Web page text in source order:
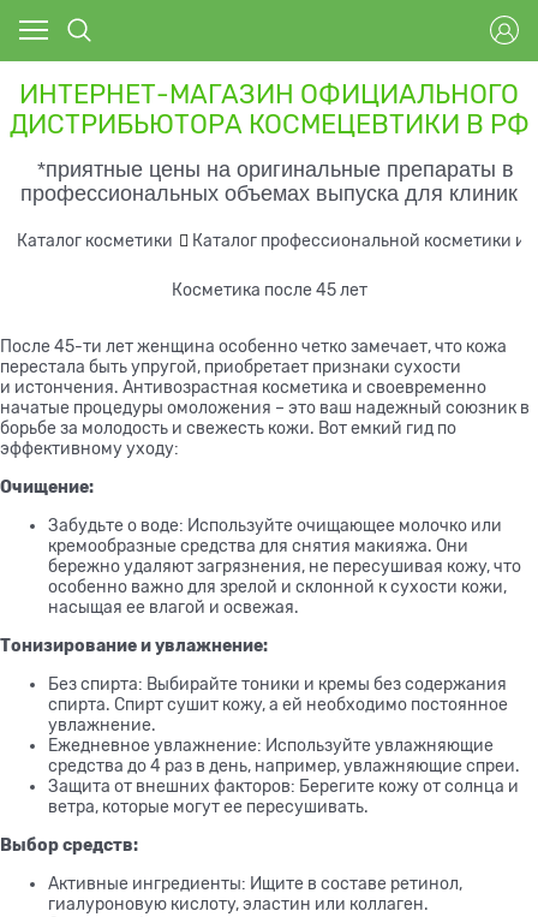
ИНТЕРНЕТ-МАГАЗИН ОФИЦИАЛЬНОГО
ДИСТРИБЬЮТОРА КОСМЕЦЕВТИКИ В РФ
*приятные цены на оригинальные препараты в
профессиональных объемах выпуска для клиник
Каталог косметики Каталог профессиональной косметики и
Косметика после 45 лет
После45-ти лет женщина особенно четко замечает, что кожа
перестала быть упругой, приобретает признаки сухости
и истончения. Антивозрастная косметика и своевременно
начатые процедуры омоложения – это ваш надежный союзник в
борьбе за молодость и свежесть кожи. Вот емкий гид по
эффективному уходу:
Очищение:
Забудьте о воде: Используйте очищающее молочко или
кремообразные средства для снятия макияжа. Они
бережно удаляют загрязнения, не пересушивая кожу, что
особенно важно для зрелой и склонной к сухости кожи,
насыщая ее влагой и освежая.
Тонизирование и увлажнение:
Без спирта: Выбирайте тоники и кремы без содержания
спирта. Спирт сушит кожу, а ей необходимо постоянное
увлажнение.
Ежедневное увлажнение: Используйте увлажняющие
средства до 4 раз в день, например, увлажняющие спреи.
Защита от внешних факторов: Берегите кожу от солнца и
ветра, которые могут ее пересушивать.
Выбор средств:
Активные ингредиенты: Ищите в составе ретинол,
гиалуроновую кислоту, эластин или коллаген.